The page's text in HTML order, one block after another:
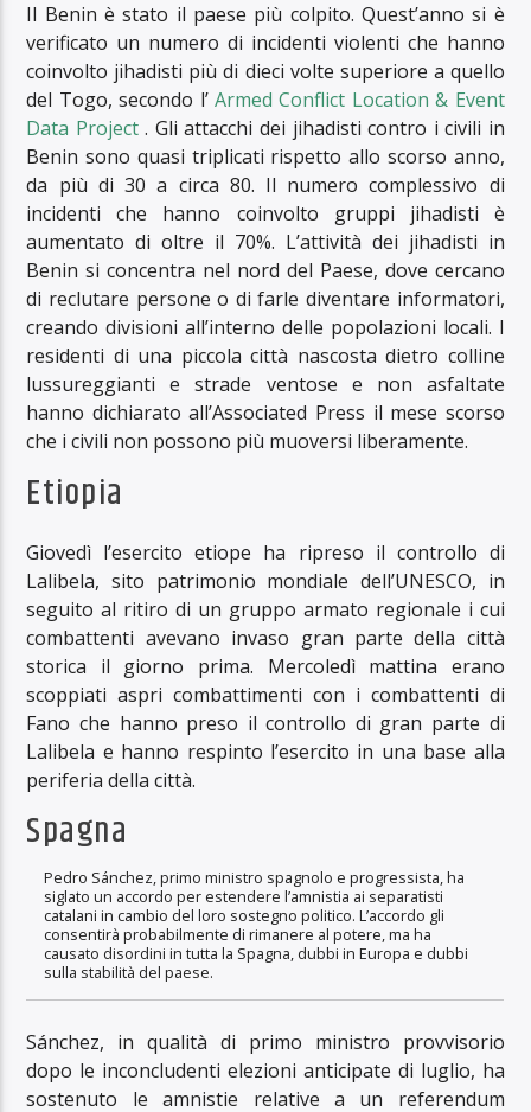
Il Benin è stato il paese più colpito. Quest’anno si è
verificato un numero di incidenti violenti che hanno
coinvolto jihadisti più di dieci volte superiore a quello
del Togo, secondo l’ Armed Conflict Location & Event
Data Project. Gli attacchi dei jihadisti contro i civili in
Benin sono quasi triplicati rispetto allo scorso anno,
da più di 30 a circa 80. Il numero complessivo di
incidenti che hanno coinvolto gruppi jihadisti è
aumentato di oltre il 70%. L’attività dei jihadisti in
Benin si concentra nel nord del Paese, dove cercano
di reclutare persone o di farle diventare informatori,
creando divisioni all’interno delle popolazioni locali. I
residenti di una piccola città nascosta dietro colline
lussureggianti e strade ventose e non asfaltate
hanno dichiarato all’Associated Press il mese scorso
che i civili non possono più muoversi liberamente.
Etiopia
Giovedì l’esercito etiope ha ripreso il controllo di
Lalibela, sito patrimonio mondiale dell’UNESCO, in
seguito al ritiro di un gruppo armato regionale i cui
combattenti avevano invaso gran parte della città
storica il giorno prima. Mercoledì mattina erano
scoppiati aspri combattimenti con i combattenti di
Fano che hanno preso il controllo di gran parte di
Lalibela e hanno respinto l’esercito in una base alla
periferia della città.
Spagna
Pedro Sánchez, primo ministro spagnolo e progressista, ha
siglato un accordo per estendere l’amnistia ai separatisti
catalani in cambio del loro sostegno politico. L’accordo gli
consentirà probabilmente di rimanere al potere, ma ha
causato disordini in tutta la Spagna, dubbi in Europa e dubbi
sulla stabilità del paese.
Sánchez, in qualità di primo ministro provvisorio
dopo le inconcludenti elezioni anticipate di luglio, ha
sostenuto le amnistie relative a un referendum